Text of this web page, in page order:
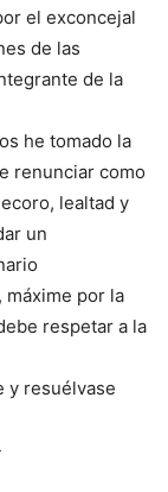
el exconcejal
de las
de la
he tomado la
renunciar como
lealtad y
un
por la
respetar a la
y resuélvase